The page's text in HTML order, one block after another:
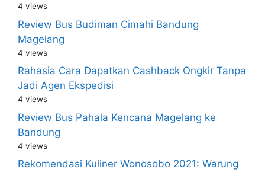
4 views
Review Bus Budiman Cimahi Bandung
Magelang
4 views
Rahasia Cara Dapatkan Cashback Ongkir Tanpa
Jadi Agen Ekspedisi
4 views
Review Bus Pahala Kencana Magelang ke
Bandung
4 views
Rekomendasi Kuliner Wonosobo 2021: Warung